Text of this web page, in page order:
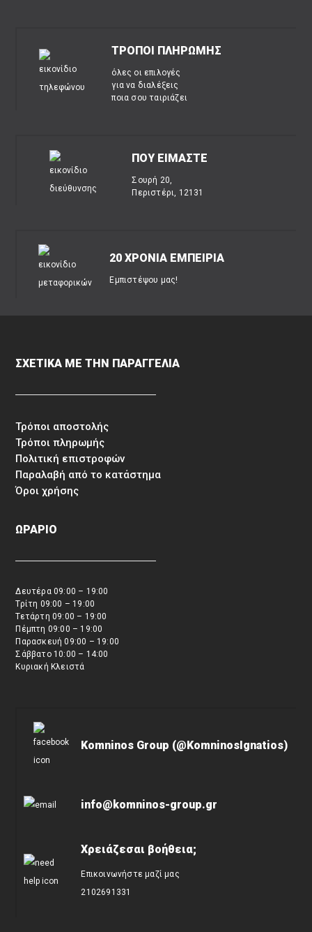
ΤΡΟΠΟΙ ΠΛΗΡΩΜΗΣ
όλες οι επιλογές
για να διαλέξεις
ποια σου ταιριάζει
ΠΟΥ ΕΙΜΑΣΤΕ
Σουρή 20,
Περιστέρι, 12131
20 ΧΡΟΝΙΑ ΕΜΠΕΙΡΙΑ
Εμπιστέψου μας!
ΣΧΕΤΙΚΑ ΜΕ ΤΗΝ ΠΑΡΑΓΓΕΛΙΑ
Τρόποι αποστολής
Τρόποι πληρωμής
Πολιτική επιστροφών
Παραλαβή από το κατάστημα
Όροι χρήσης
ΩΡΑΡΙΟ
Δευτέρα 09:00 – 19:00
Τρίτη 09:00 – 19:00
Τετάρτη 09:00 – 19:00
Πέμπτη 09:00 – 19:00
Παρασκευή 09:00 – 19:00
Σάββατο 10:00 – 14:00
Κυριακή Κλειστά
Komninos Group (@KomninosIgnatios)
info@komninos-group.gr
Χρειάζεσαι βοήθεια;
Επικοινωνήστε μαζί μας
2102691331